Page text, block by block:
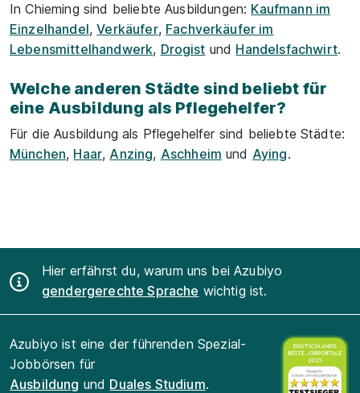
In Chieming sind beliebte Ausbildungen: Kaufmann im
Einzelhandel,Verkäufer, Fachverkäufer im
Lebensmittelhandwerk, Drogist und Handelsfachwirt.
Welche anderen Städte sind beliebt für
eine Ausbildung als Pflegehelfer?
Für die Ausbildung als Pflegehelfer sind beliebte Städte:
München, Haar, Anzing, Aschheim und Aying.
Hier erfährst du, warum uns bei Azubiyo
gendergerechte Sprache wichtig ist.
Azubiyo ist eine der führenden Spezial-
Jobbörsen für
Ausbildung und Duales Studium.